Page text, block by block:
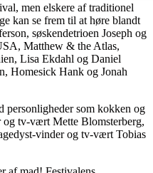
men elskere af traditionel
kan se frem til at høre blandt
søskendetrioen Joseph og
Matthew & the Atlas,
Lisa Ekdahl og Daniel
Homesick Hank og Jonah
personligheder som kokken og
og tv-vært Mette Blomsterberg,
vinder og tv-vært Tobias